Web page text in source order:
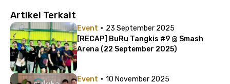
Artikel Terkait
Event · 23 September 2025
[RECAP] BuRu Tangkis #9 @ Smash
Arena (22 September 2025)
Event · 10 November 2025